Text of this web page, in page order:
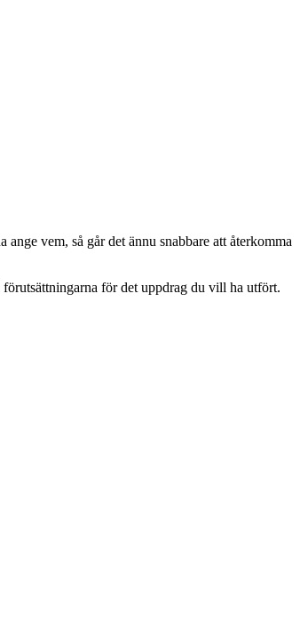
vem, så går det ännu snabbare att återkomma
för det uppdrag du vill ha utfört.